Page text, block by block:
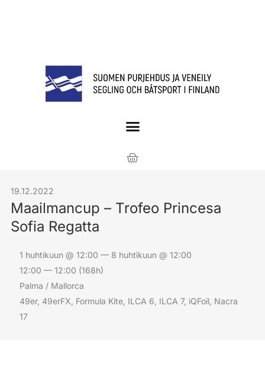
19.12.2022
Maailmancup – Trofeo Princesa
Sofia Regatta
1 huhtikuun @ 12:00 — 8 huhtikuun @ 12:00
12:00 — 12:00 (168h)
Palma / Mallorca
49er, 49erFX, Formula Kite, ILCA 6, ILCA 7, iQFoil, Nacra
17